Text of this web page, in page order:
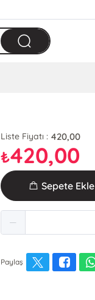
Liste Fiyatı : 420,00
₺420,00
Sepete Ekle
Paylaş